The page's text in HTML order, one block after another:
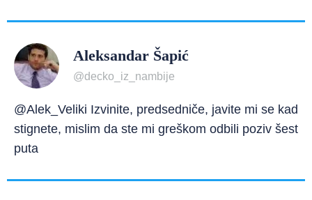
Aleksandar Šapić
@decko_iz_nambije
@Alek_Veliki Izvinite, predsedniče, javite mi se kad
stignete, mislim da ste mi greškom odbili poziv šest
puta